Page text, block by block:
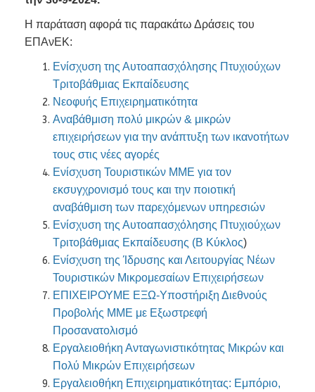
Η παράταση αφορά τις παρακάτω Δράσεις του
ΕΠΑνΕΚ:
Ενίσχυση της Αυτοαπασχόλησης Πτυχιούχων
Τριτοβάθμιας Εκπαίδευσης
Νεοφυής Επιχειρηματικότητα
Αναβάθμιση πολύ μικρών & μικρών
επιχειρήσεων για την ανάπτυξη των ικανοτήτων
τους στις νέες αγορές
Ενίσχυση Τουριστικών ΜΜΕ για τον
εκσυγχρονισμό τους και την ποιοτική
αναβάθμιση των παρεχόμενων υπηρεσιών
Ενίσχυση της Αυτοαπασχόλησης Πτυχιούχων
Τριτοβάθμιας Εκπαίδευσης (B Κύκλος)
Ενίσχυση της Ίδρυσης και Λειτουργίας Νέων
Τουριστικών Μικρομεσαίων Επιχειρήσεων
ΕΠΙΧΕΙΡΟΥΜΕ ΕΞΩ-Υποστήριξη Διεθνούς
Προβολής ΜΜΕ με Εξωστρεφή
Προσανατολισμό
Εργαλειοθήκη Ανταγωνιστικότητας Μικρών και
Πολύ Μικρών Επιχειρήσεων
Εργαλειοθήκη Επιχειρηματικότητας: Εμπόριο,